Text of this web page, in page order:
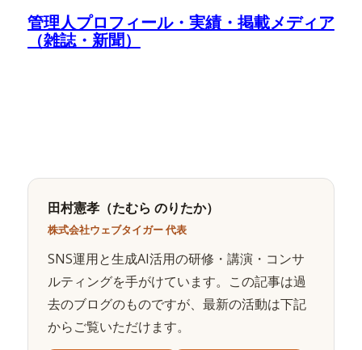
管理人プロフィール・実績・掲載メディア
（雑誌・新聞）
田村憲孝（たむら のりたか）
株式会社ウェブタイガー 代表
SNS運用と生成AI活用の研修・講演・コンサ
ルティングを手がけています。この記事は過
去のブログのものですが、最新の活動は下記
からご覧いただけます。